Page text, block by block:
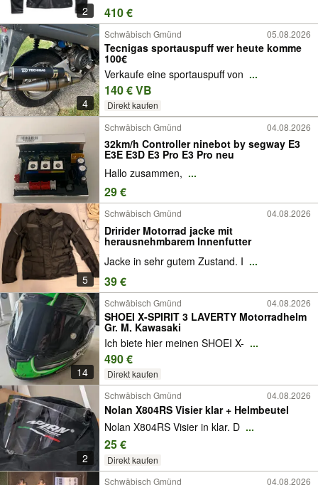
2 410 €
4
Schwäbisch Gmünd 05.08.2026
Tecnigas sportauspuff wer heute komme
100€
Verkaufe eine sportauspuff von ...
140 € VB
Direkt kaufen
Schwäbisch Gmünd
04.08.2026
32km/h Controller ninebot by segway E3
E3E E3D E3 Pro E3 Pro neu
Hallo zusammen, ...
29 €
5
Schwäbisch Gmünd 04.08.2026
Dririder Motorrad jacke mit
herausnehmbarem Innenfutter
Jacke in sehr gutem Zustand. I ...
39 €
14
Schwäbisch Gmünd 04.08.2026
SHOEI X-SPIRIT 3 LAVERTY Motorradhelm
Gr. M, Kawasaki
Ich biete hier meinen SHOEI X- ...
490 €
Direkt kaufen
2
Schwäbisch Gmünd 04.08.2026
Nolan X804RS Visier klar + Helmbeutel
Nolan X804RS Visier in klar. D ...
25 €
Direkt kaufen
Schwäbisch Gmünd
04.08.2026